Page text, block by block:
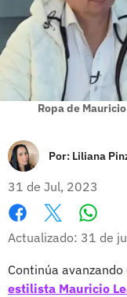
Ropa de
Por: Liliana
31 de Jul, 2023
Facebook
X
Actualizado: 31 de
Continúa avanzando
estilista Mauricio